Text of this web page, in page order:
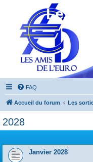
Les
FAQ
Accueil du forum Les
2028
Janvier 2028